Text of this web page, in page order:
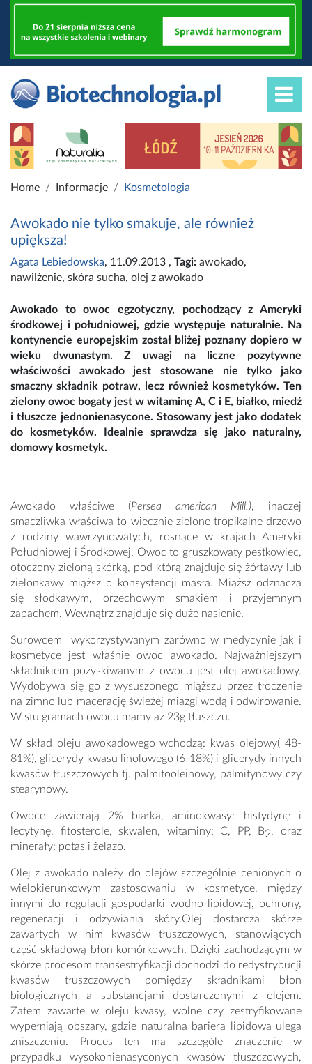
Home Informacje Kosmetologia
Awokado nie tylko smakuje, ale również
upiększa!
Agata Lebiedowska, 11.09.2013 , Tagi: awokado,
nawilżenie, skóra sucha, olej z awokado
Awokado to owoc egzotyczny, pochodzący z Ameryki
środkowej i południowej, gdzie występuje naturalnie. Na
kontynencie europejskim został bliżej poznany dopiero w
wieku dwunastym. Z uwagi na liczne pozytywne
właściwości awokado jest stosowane nie tylko jako
smaczny składnik potraw, lecz również kosmetyków. Ten
zielony owoc bogaty jest w witaminę A, C i E, białko, miedź
i tłuszcze jednonienasycone. Stosowany jest jako dodatek
do kosmetyków. Idealnie sprawdza się jako naturalny,
domowy kosmetyk.
Awokado właściwe (Persea american Mill.), inaczej
smaczliwka właściwa to wiecznie zielone tropikalne drzewo
z rodziny wawrzynowatych, rosnące w krajach Ameryki
Południowej i Środkowej. Owoc to gruszkowaty pestkowiec,
otoczony zieloną skórką, pod którą znajduje się żółtawy lub
zielonkawy miąższ o konsystencji masła. Miąższ odznacza
się słodkawym, orzechowym smakiem i przyjemnym
zapachem. Wewnątrz znajduje się duże nasienie.
Surowcem wykorzystywanym zarówno w medycynie jak i
kosmetyce jest właśnie owoc awokado. Najważniejszym
składnikiem pozyskiwanym z owocu jest olej awokadowy.
Wydobywa się go z wysuszonego miąższu przez tłoczenie
na zimno lub macerację świeżej miazgi wodą i odwirowanie.
W stu gramach owocu mamy aż 23g tłuszczu.
W skład oleju awokadowego wchodzą:
kwas olejowy( 48-
81%), glicerydy kwasu linolowego (6-18%) i glicerydy innych
kwasów tłuszczowych tj. palmitooleinowy, palmitynowy czy
stearynowy.
Owoce zawierają 2% białka, aminokwasy: histydynę i
lecytynę, fitosterole, skwalen, witaminy: C, PP, B2, oraz
minerały: potas i żelazo.
Olej z awokado należy do olejów szczególnie cenionych o
wielokierunkowym zastosowaniu w kosmetyce, między
innymi do regulacji gospodarki wodno-lipidowej, ochrony,
regeneracji i odżywiania skóry.Olej dostarcza skórze
zawartych w nim kwasów tłuszczowych, stanowiących
część składową błon komórkowych. Dzięki zachodzącym w
skórze procesom transestryfikacji dochodzi do redystrybucji
kwasów tłuszczowych pomiędzy składnikami błon
biologicznych a substancjami dostarczonymi z olejem.
Zatem zawarte w oleju kwasy, wolne czy zestryfikowane
wypełniają obszary, gdzie naturalna bariera lipidowa ulega
zniszczeniu. Proces ten ma szczególe znaczenie w
przypadku wysokonienasyconych kwasów tłuszczowych,